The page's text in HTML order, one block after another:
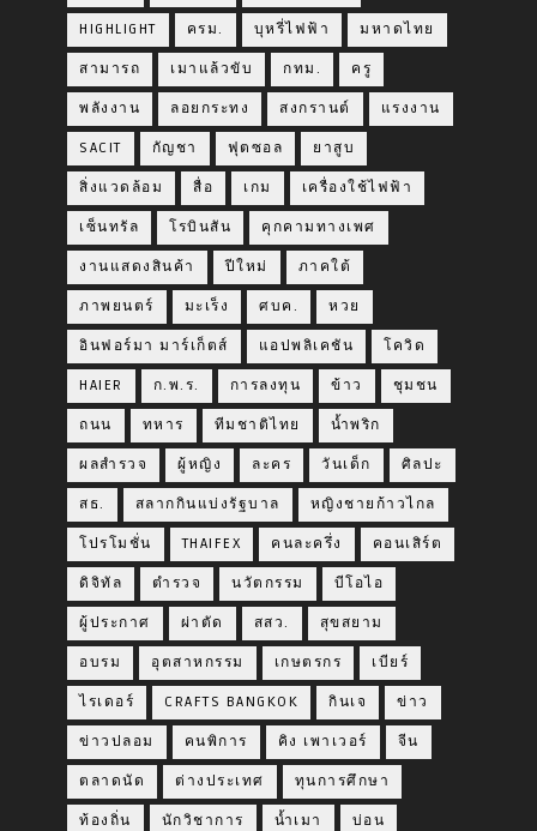
HIGHLIGHT ครม. บุหรี่ไฟฟ้า มหาดไทย
สามารถ เมาแล้วขับ กทม. ครู
พลังงาน ลอยกระทง สงกรานต์ แรงงาน
SACIT กัญชา ฟุตซอล ยาสูบ
สิ่งแวดล้อม สื่อ เกม เครื่องใช้ไฟฟ้า
เซ็นทรัล โรบินสัน คุกคามทางเพศ
งานแสดงสินค้า ปีใหม่ ภาคใต้
ภาพยนตร์ มะเร็ง ศบค. หวย
อินฟอร์มา มาร์เก็ตส์ แอปพลิเคชัน โควิด
HAIER ก.พ.ร. การลงทุน ข้าว ชุมชน
ถนน ทหาร ทีมชาติไทย น้ำพริก
ผลสำรวจ ผู้หญิง ละคร วันเด็ก ศิลปะ
สธ. สลากกินแบ่งรัฐบาล หญิงชายก้าวไกล
โปรโมชั่น THAIFEX คนละครึ่ง คอนเสิร์ต
ดิจิทัล ตำรวจ นวัตกรรม บีโอไอ
ผู้ประกาศ ผ่าตัด สสว. สุขสยาม
อบรม อุตสาหกรรม เกษตรกร เบียร์
ไรเดอร์ CRAFTS BANGKOK กินเจ ข่าว
ข่าวปลอม คนพิการ คิง เพาเวอร์ จีน
ตลาดนัด ต่างประเทศ ทุนการศึกษา
ท้องถิ่น นักวิชาการ น้ำเมา บ่อน